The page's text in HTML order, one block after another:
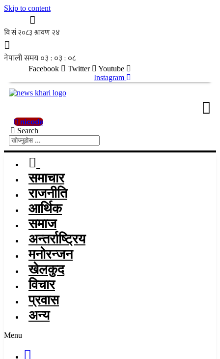
Skip to content
Facebook Twitter
Youtube
Instagram
nicode
Search
समाचार
राजनीति
आर्थिक
समाज
अन्तर्राष्ट्रिय
मनोरन्जन
खेलकुद
विचार
प्रवास
अन्य
Menu